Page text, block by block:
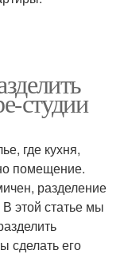
студии
где кухня,
помещение.
разделение
этой статье мы
сделать его